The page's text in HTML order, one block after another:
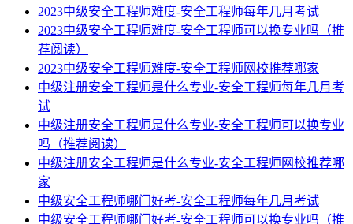
2023中级安全工程师难度-安全工程师每年几月考试
2023中级安全工程师难度-安全工程师可以换专业吗（推
荐阅读）
2023中级安全工程师难度-安全工程师网校推荐哪家
中级注册安全工程师是什么专业-安全工程师每年几月考
试
中级注册安全工程师是什么专业-安全工程师可以换专业
吗（推荐阅读）
中级注册安全工程师是什么专业-安全工程师网校推荐哪
家
中级安全工程师哪门好考-安全工程师每年几月考试
中级安全工程师哪门好考-安全工程师可以换专业吗（推